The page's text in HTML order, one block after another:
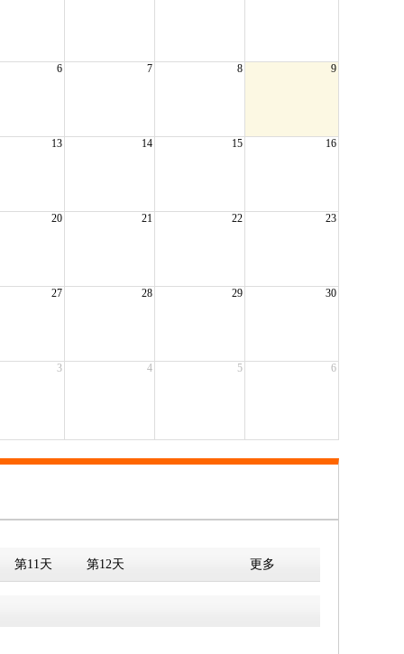
6 7 8 9
13 14 15 16
20 21 22 23
27 28 29 30
3 4 5 6
第11天 第12天 更多